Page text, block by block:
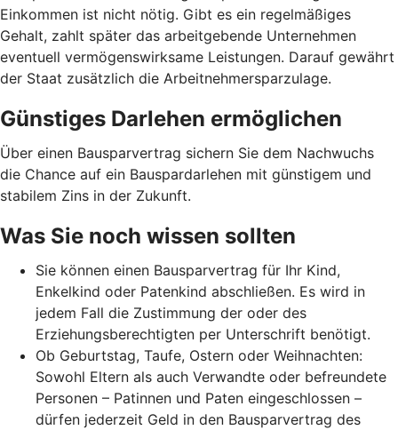
Einkommen ist nicht nötig. Gibt es ein regelmäßiges
Gehalt, zahlt später das arbeitgebende Unternehmen
eventuell vermögenswirksame Leistungen. Darauf gewährt
der Staat zusätzlich die Arbeitnehmer­spar­zulage.
Günstiges Darlehen ermöglichen
Über einen Bausparvertrag sichern Sie dem Nachwuchs
die Chance auf ein Bauspardarlehen mit günstigem und
stabilem Zins in der Zukunft.
Was Sie noch wissen sollten
Sie können einen Bausparvertrag für Ihr Kind,
Enkelkind oder Patenkind abschließen. Es wird in
jedem Fall die Zustimmung der oder des
Erziehungsberechtigten per Unterschrift benötigt.
Ob Geburtstag, Taufe, Ostern oder Weihnachten:
Sowohl Eltern als auch Verwandte oder befreundete
Personen – Patinnen und Paten eingeschlossen –
dürfen jederzeit Geld in den Bausparvertrag des